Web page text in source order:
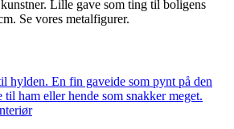
Lille gave som ting til boligens
Se vores metalfigurer.